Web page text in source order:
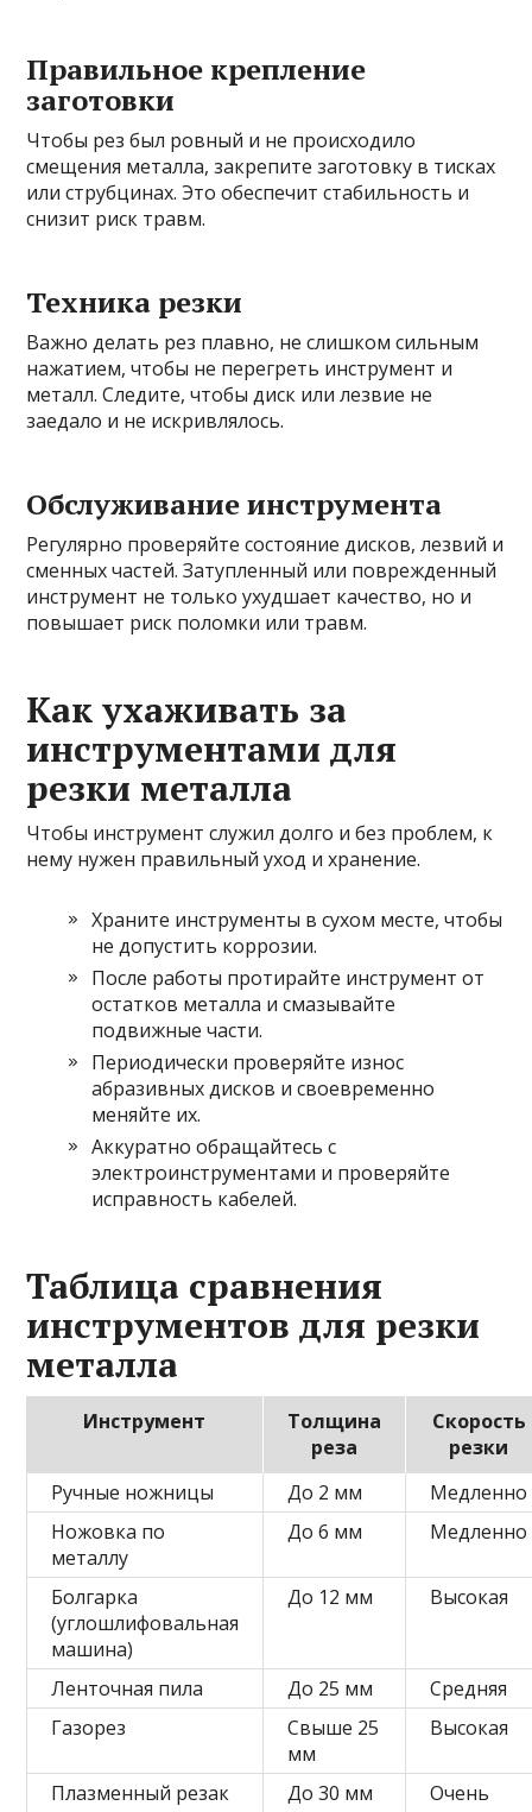
Правильное крепление
заготовки
Чтобы рез был ровный и не происходило
смещения металла, закрепите заготовку в тисках
или струбцинах. Это обеспечит стабильность и
снизит риск травм.
Техника резки
Важно делать рез плавно, не слишком сильным
нажатием, чтобы не перегреть инструмент и
металл. Следите, чтобы диск или лезвие не
заедало и не искривлялось.
Обслуживание инструмента
Регулярно проверяйте состояние дисков, лезвий и
сменных частей. Затупленный или поврежденный
инструмент не только ухудшает качество, но и
повышает риск поломки или травм.
Как ухаживать за
инструментами для
резки металла
Чтобы инструмент служил долго и без проблем, к
нему нужен правильный уход и хранение.
Храните инструменты в сухом месте, чтобы
не допустить коррозии.
После работы протирайте инструмент от
остатков металла и смазывайте
подвижные части.
Периодически проверяйте износ
абразивных дисков и своевременно
меняйте их.
Аккуратно обращайтесь с
электроинструментами и проверяйте
исправность кабелей.
Таблица сравнения
инструментов для резки
металла
Инструмент
Толщина
реза
Скорость
резки
Ручные ножницы
До 2 мм
Медленно
Ножовка по
металлу
До 6 мм Медленно
Болгарка
(углошлифовальная
машина)
До 12 мм Высокая
Ленточная пила До 25 мм
Средняя
Газорез
Свыше 25
мм
Высокая
Плазменный резак До 30 мм
Очень